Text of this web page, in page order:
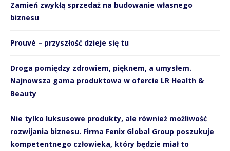
Zamień zwykłą sprzedaż na budowanie własnego
biznesu
Prouvé – przyszłość dzieje się tu
Droga pomiędzy zdrowiem, pięknem, a umysłem.
Najnowsza gama produktowa w ofercie LR Health &
Beauty
Nie tylko luksusowe produkty, ale również możliwość
rozwijania biznesu. Firma Fenix Global Group poszukuje
kompetentnego człowieka, który będzie miał to